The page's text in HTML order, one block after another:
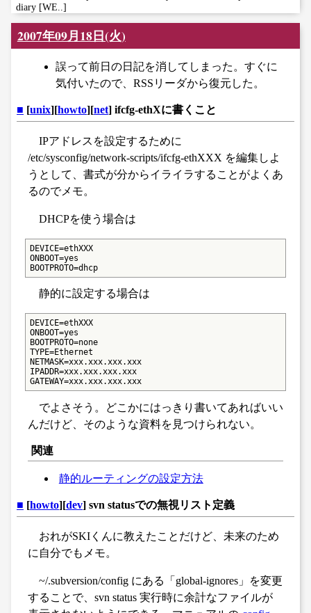
diary [WE..]
2007年09月18日(火)
誤って前日の日記を消してしまった。すぐに
気付いたので、RSSリーダから復元した。
■ [unix][howto][net] ifcfg-ethXに書くこと
IPアドレスを設定するために
/etc/sysconfig/network-scripts/ifcfg-ethXXX を編集しよ
うとして、書式が分からイライラすることがよくあ
るのでメモ。
DHCPを使う場合は
DEVICE=ethXXX
ONBOOT=yes
BOOTPROTO=dhcp
静的に設定する場合は
DEVICE=ethXXX
ONBOOT=yes
BOOTPROTO=none
TYPE=Ethernet
NETMASK=xxx.xxx.xxx.xxx
IPADDR=xxx.xxx.xxx.xxx
GATEWAY=xxx.xxx.xxx.xxx
でよさそう。どこかにはっきり書いてあればいい
んだけど、そのような資料を見つけられない。
関連
静的ルーティングの設定方法
■ [howto][dev] svn statusでの無視リスト定義
おれがSKIくんに教えたことだけど、未来のため
に自分でもメモ。
~/.subversion/config にある「global-ignores」を変更
することで、svn status 実行時に余計なファイルが